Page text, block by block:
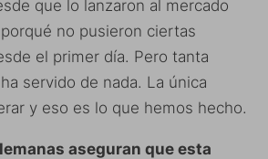
que lo lanzaron al mercado
no pusieron ciertas
el primer día. Pero tanta
servido de nada. La única
y eso es lo que hemos hecho.
aseguran que esta